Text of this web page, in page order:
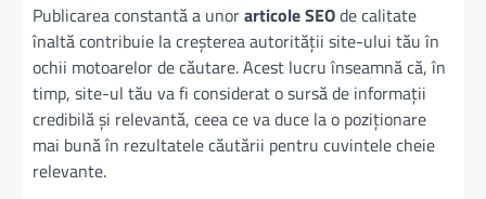
Publicarea constantă a unorarticole SEOde calitate
înaltă contribuie la creșterea autorității site-ului tău în
ochii motoarelor de căutare. Acest lucru înseamnă că, în
timp, site-ul tău va fi considerat o sursă de informații
credibilă și relevantă, ceea ce va duce la o poziționare
mai bună în rezultatele căutării pentru cuvintele cheie
relevante.